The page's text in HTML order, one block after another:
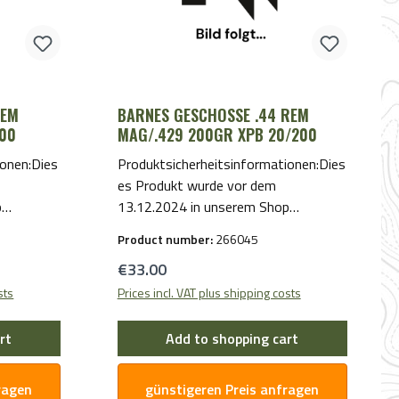
Sie
BARNES GESCHOSSE .44 REM
MAG/.429 200GR XPB 20/200
Produktsicherheitsinformationen:Dies
es Produkt wurde vor dem
13.12.2024 in unserem Shop
Sicherheitsinformationen wenden Sie
sich bitte per E-Mail an uns.
Product number:266045
Regular price:
€33.00
Prices incl. VAT plus shipping costs
Add to shopping cart
günstigeren Preis anfragen